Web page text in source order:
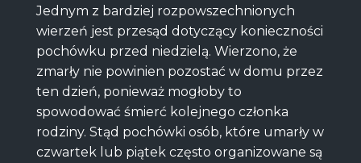
Jednym z bardziej rozpowszechnionych
wierzeń jest przesąd dotyczący konieczności
pochówku przed niedzielą. Wierzono, że
zmarły nie powinien pozostać w domu przez
ten dzień, ponieważ mogłoby to
spowodować śmierć kolejnego członka
rodziny. Stąd pochówki osób, które umarły w
czwartek lub piątek często organizowane są